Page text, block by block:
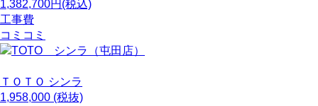
1,382,700円(税込)
工事費
コミコミ
ＴＯＴＯ シンラ
1,958,000 (税抜)